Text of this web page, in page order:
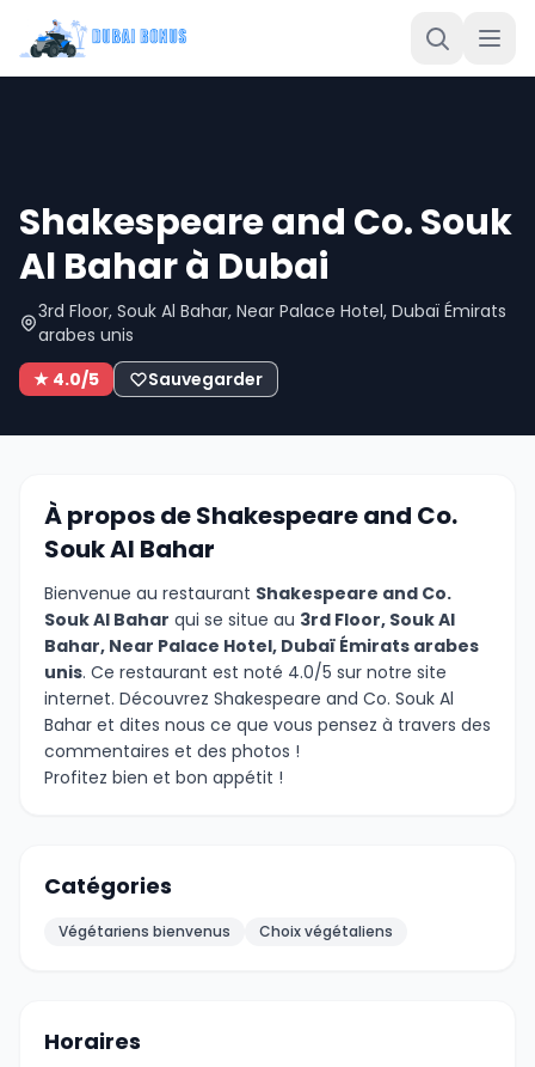
Shakespeare and Co. Souk
Al Bahar à Dubai
3rd Floor, Souk Al Bahar, Near Palace Hotel, Dubaï Émirats
arabes unis
★ 4.0/5
Sauvegarder
À propos de Shakespeare and Co.
Souk Al Bahar
Bienvenue au restaurant Shakespeare and Co.
Souk Al Bahar qui se situe au 3rd Floor, Souk Al
Bahar, Near Palace Hotel, Dubaï Émirats arabes
unis. Ce restaurant est noté 4.0/5 sur notre site
internet. Découvrez Shakespeare and Co. Souk Al
Bahar et dites nous ce que vous pensez à travers des
commentaires et des photos !
Profitez bien et bon appétit !
Catégories
Végétariens bienvenus Choix végétaliens
Horaires